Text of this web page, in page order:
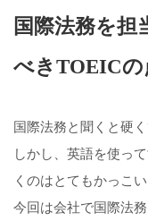
国際法務を担
べきTOEICの
国際法務と聞くと硬
しかし、英語を使っ
くのはとてもかっこい
今回は会社で国際法